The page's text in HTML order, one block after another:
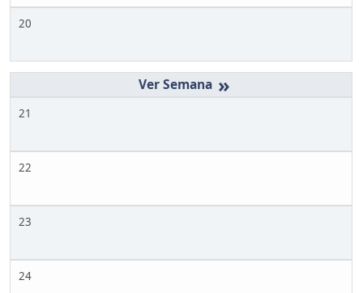
20
»
21
22
23
24